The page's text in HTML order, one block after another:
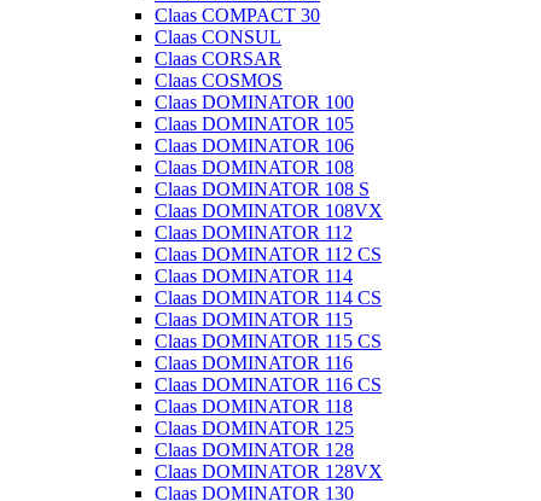
Claas COMPACT 30
Claas CONSUL
Claas CORSAR
Claas COSMOS
Claas DOMINATOR 100
Claas DOMINATOR 105
Claas DOMINATOR 106
Claas DOMINATOR 108
Claas DOMINATOR 108 S
Claas DOMINATOR 108VX
Claas DOMINATOR 112
Claas DOMINATOR 112 CS
Claas DOMINATOR 114
Claas DOMINATOR 114 CS
Claas DOMINATOR 115
Claas DOMINATOR 115 CS
Claas DOMINATOR 116
Claas DOMINATOR 116 CS
Claas DOMINATOR 118
Claas DOMINATOR 125
Claas DOMINATOR 128
Claas DOMINATOR 128VX
Claas DOMINATOR 130